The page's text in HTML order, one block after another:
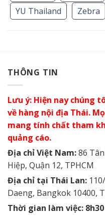
YU Thailand
Zebra
THÔNG TIN
Lưu ý: Hiện nay chúng
về hàng nội địa Thái.
mang tính chất tham
quảng cáo.
Địa chỉ Việt Nam:86
Hiệp, Quận 12, TPHCM
Địa chỉ tại Thái Lan:
Daeng, Bangkok 10400,
Thời gian làm việc: